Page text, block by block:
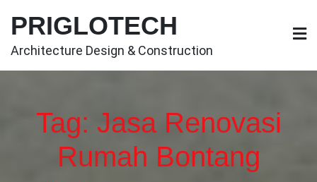
content
PRIGLOTECH
Architecture Design & Construction
Tag: Jasa Renovasi
Rumah Bontang